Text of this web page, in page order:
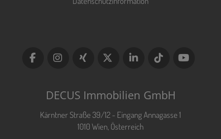
DECUS Immobilien GmbH
Kärntner Straße 39/12 - Eingang Annagasse 1
1010 Wien, Österreich